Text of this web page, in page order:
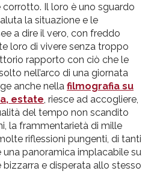
Il loro è uno sguardo
la situazione e le
a dire il vero, con freddo
loro di vivere senza troppo
rapporto con ciò che le
nell’arco di una giornata
anche nella filmografia su
estate, riesce ad accogliere,
del tempo non scandito
la frammentarietà di mille
riflessioni pungenti, di tanti
una panoramica implacabile su
e disperata allo stesso